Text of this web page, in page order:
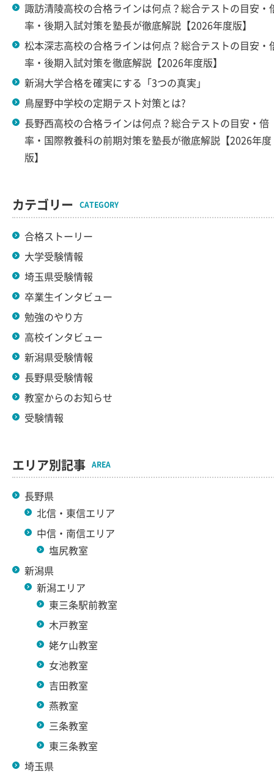
諏訪清陵高校の合格ラインは何点？総合テストの目安・
率・後期入試対策を塾長が徹底解説【2026年度版】
松本深志高校の合格ラインは何点？総合テストの目安・
率・後期入試対策を徹底解説【2026年度版】
新潟大学合格を確実にする「3つの真実」
鳥屋野中学校の定期テスト対策とは?
長野西高校の合格ラインは何点？総合テストの目安・倍
率・国際教養科の前期対策を塾長が徹底解説【2026年度
版】
カテゴリー CATEGORY
合格ストーリー
大学受験情報
埼玉県受験情報
卒業生インタビュー
勉強のやり方
高校インタビュー
新潟県受験情報
長野県受験情報
教室からのお知らせ
受験情報
エリア別記事 AREA
長野県
北信・東信エリア
中信・南信エリア
塩尻教室
新潟県
新潟エリア
東三条駅前教室
木戸教室
姥ケ山教室
女池教室
吉田教室
燕教室
三条教室
東三条教室
埼玉県